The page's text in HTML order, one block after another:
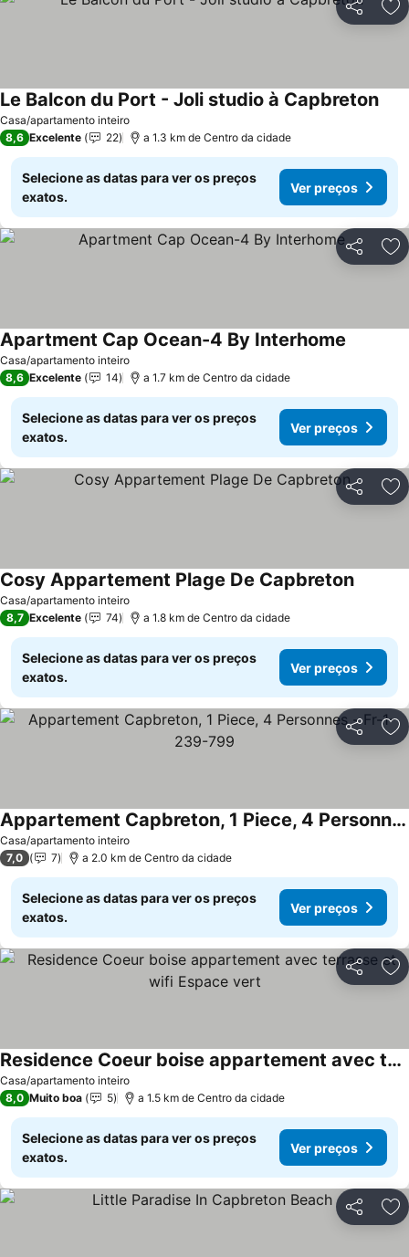
Partilhar
Casa/apartamento inteiro
Le Balcon du Port - Joli studio à CapbretonVer
8,6 Excelente 22 a 1.3 km de Centro da cidade
Selecione as datas para ver os preços
exatos.
Ver preços
Partilhar
Casa/apartamento inteiro
Apartment Cap Ocean-4 By Interhome
8,6 Excelente 14 a 1.7 km de Centro da cidade
Selecione as datas para ver os preços
exatos.
Ver preços
Partilhar
Casa/apartamento inteiro
Cosy Appartement Plage De CapbretonVer
8,7 Excelente 74 a 1.8 km de Centro da cidade
Selecione as datas para ver os preços
exatos.
Ver preços
Partilhar
Casa/apartamento inteiro
Appartement Capbreton, 1 Piece, 4 Personnes - Fr-1-239-799
Ver preços
7,0 7 a 2.0 km de Centro da cidade
Selecione as datas para ver os preços
exatos.
Ver preços
Partilhar
Casa/apartamento inteiro
Residence Coeur boise appartement avec terrasse et wifi Espace vert
Ver preços
8,0 Muito boa 5 a 1.5 km de Centro da cidade
Selecione as datas para ver os preços
exatos.
Ver preços
Partilhar